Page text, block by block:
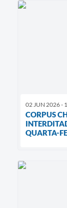
02 JUN 2026 -
CORPUS
QUARTA-